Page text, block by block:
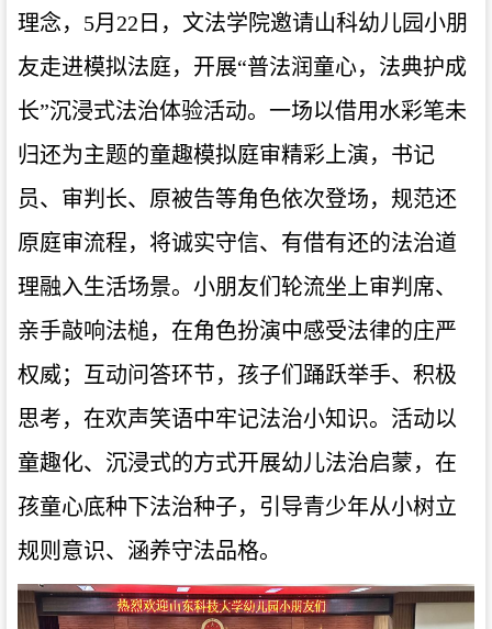
理念， 5月22日，文法学院邀请山科幼儿园小朋
友走进模拟法庭，开展“普法润童心，法典护成
长”沉浸式法治体验活动。一场以借用水彩笔未
归还为主题的童趣模拟庭审精彩上演，书记
员、审判长、原被告等角色依次登场，规范还
原庭审流程，将诚实守信、有借有还的法治道
理融入生活场景。小朋友们轮流坐上审判席、
亲手敲响法槌，在角色扮演中感受法律的庄严
权威；互动问答环节，孩子们踊跃举手、积极
思考，在欢声笑语中牢记法治小知识。活动以
童趣化、沉浸式的方式开展幼儿法治启蒙，在
孩童心底种下法治种子，引导青少年从小树立
规则意识、涵养守法品格。